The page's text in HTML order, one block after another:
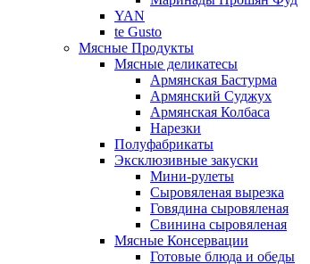
YAN
te Gusto
Мясные Продукты
Мясные деликатесы
Армянская Бастурма
Армянский Суджух
Армянская Колбаса
Нарезки
Полуфабрикаты
Эксклюзивные закуски
Мини-рулеты
Сыровяленая вырезка
Говядина сыровяленая
Свинина сыровяленая
Мясные Консервации
Готовые блюда и обеды